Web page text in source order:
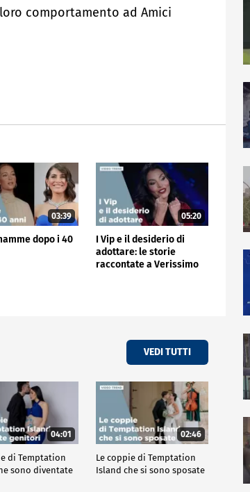
comportamento ad Amici
03:39
dopo i 40
05:20
I Vip e il desiderio di
adottare: le storie
raccontate a Verissimo
VEDI TUTTI
04:01
di Temptation
sono diventate
02:46
Le coppie di Temptation
Island che si sono sposate